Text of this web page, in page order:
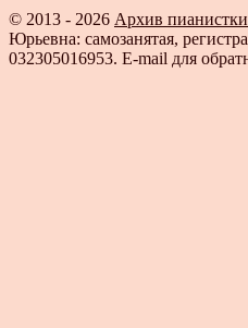
© 2013 - 2026 Архив
Юрьевна: самозанятая,
032305016953. E-mail для